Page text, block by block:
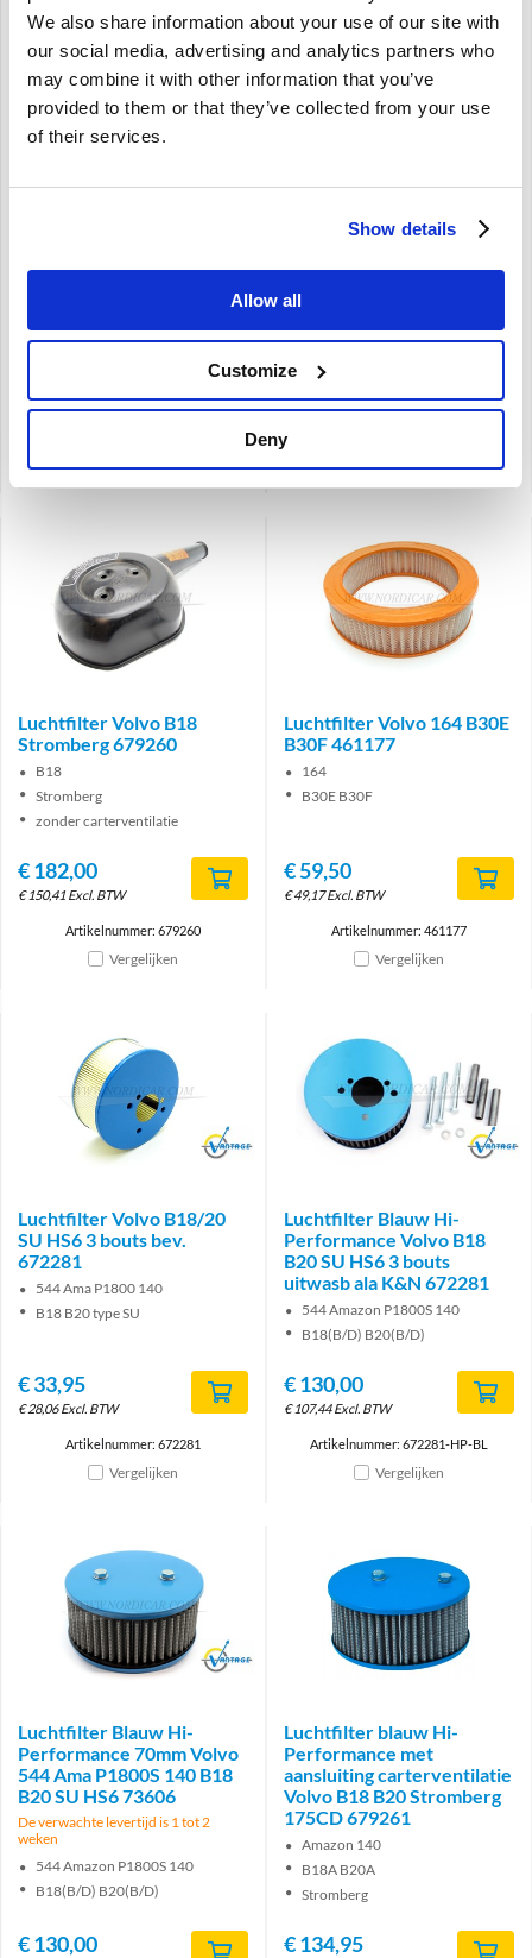
We also share information about your use of our site with
our social media, advertising and analytics partners who
may combine it with other information that you’ve
provided to them or that they’ve collected from your use
of their services.
Show details
Allow all
Customize
Deny
Brand
Stromberg
243,39Excl. BTW
De verwachte levertijd is 3 a 4 weken
€ 116,50
€96,28Excl. BTW
Luchtfilter Volvo B18
Stromberg 679260
B18
Stromberg
zonder carterventilatie
€182,00
€150,41 Excl. BTW
Artikelnummer: 679260
Vergelijken
Luchtfilter Volvo 164 B30E
B30F 461177
164
B30E B30F
€59,50
€49,17 Excl. BTW
Artikelnummer: 461177
Vergelijken
Brand
Luchtfilter Volvo B18/20
SU HS6 3 bouts bev.
672281
544 Ama P1800 140
B18 B20 type SU
€33,95
€28,06 Excl. BTW
Artikelnummer: 672281
Vergelijken
Brand
Luchtfilter Blauw Hi-
Performance Volvo B18
B20 SU HS6 3 bouts
uitwasb ala K&N 672281
544 Amazon P1800S 140
B18(B/D) B20(B/D)
€130,00
€107,44 Excl. BTW
Artikelnummer: 672281-HP-BL
Vergelijken
Brand
Luchtfilter Blauw Hi-
Performance 70mm Volvo
544 Ama P1800S 140 B18
B20 SU HS6 73606
De verwachte levertijd is 1 tot 2
weken
544 Amazon P1800S 140
B18(B/D) B20(B/D)
€130,00
Luchtfilter blauw Hi-
Performance met
aansluiting carterventilatie
Volvo B18 B20 Stromberg
175CD 679261
Amazon 140
B18A B20A
Stromberg
€134,95